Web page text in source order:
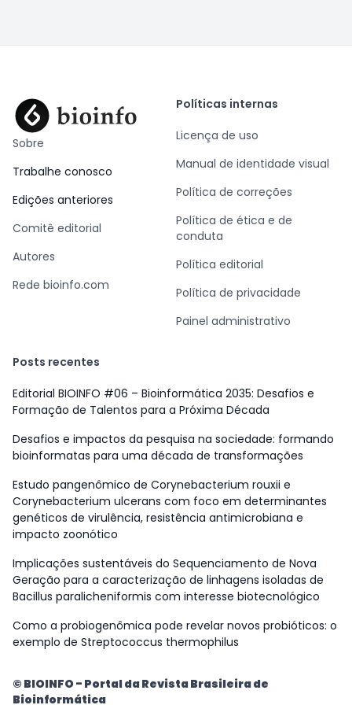
Sobre
Trabalhe conosco
Edições anteriores
Comitê editorial
Autores
Rede bioinfo.com
Políticas internas
Licença de uso
Manual de identidade visual
Política de correções
Política de ética e de
conduta
Política editorial
Política de privacidade
Painel administrativo
Posts recentes
Editorial BIOINFO #06 – Bioinformática 2035: Desafios e
Formação de Talentos para a Próxima Década
Desafios e impactos da pesquisa na sociedade: formando
bioinformatas para uma década de transformações
Estudo pangenômico de Corynebacterium rouxii e
Corynebacterium ulcerans com foco em determinantes
genéticos de virulência, resistência antimicrobiana e
impacto zoonótico
Implicações sustentáveis do Sequenciamento de Nova
Geração para a caracterização de linhagens isoladas de
Bacillus paralicheniformis com interesse biotecnológico
Como a probiogenômica pode revelar novos probióticos: o
exemplo de Streptococcus thermophilus
© BIOINFO - Portal da Revista Brasileira de
Bioinformática